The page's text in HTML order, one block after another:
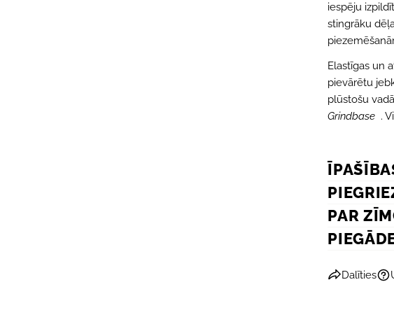
iespēju
stingrāku
Elastīgas un
pievārētu
plūstošu
Grindbase .
PAR
Dalīties